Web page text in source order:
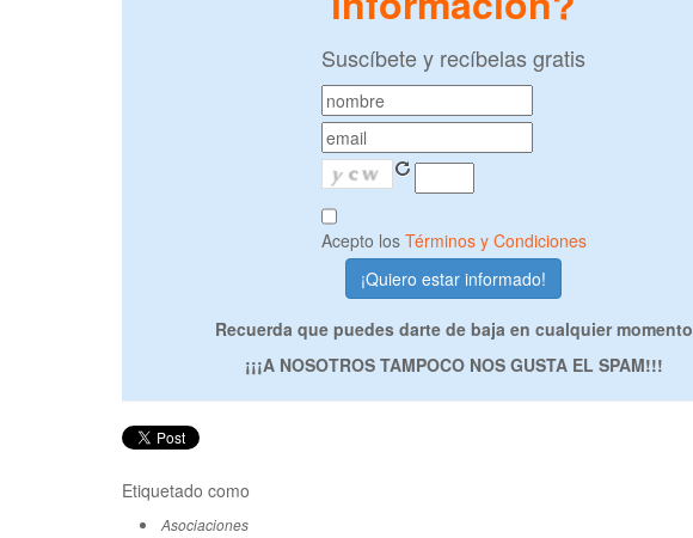
Suscíbete y recíbelas gratis
Acepto los Términos y Condiciones
Recuerda que puedes darte de baja en cualquier momento
¡¡¡A NOSOTROS TAMPOCO NOS GUSTA EL SPAM!!!
Etiquetado como
Asociaciones